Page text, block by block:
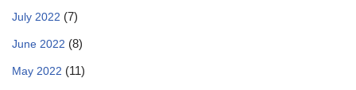
July 2022 (7)
June 2022 (8)
May 2022 (11)